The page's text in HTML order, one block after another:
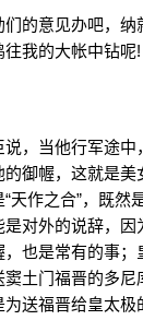
的意见办吧，纳
我的大帐中钻呢!
，当他行军途中
御幄，这就是美
天作之合”，既然
对外的说辞，因
也是常有的事；
土门福晋的多尼
送福晋给皇太极